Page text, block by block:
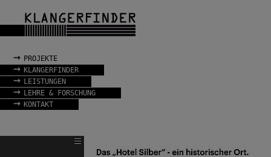
→ PROJEKTE
→ KLANGERFINDER
→ LEISTUNGEN
→ LEHRE & FORSCHUNG
→ KONTAKT